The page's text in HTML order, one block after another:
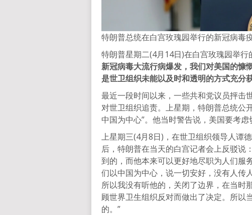
特朗普总统在白宫玫瑰园举行的新冠病毒
特朗普星期二(4月14日)在白宫玫瑰园举
新冠病毒大流行病爆发，我们对美国的慷
是世卫组织未能以及时和透明的方式充分
最近一段时间以来，一些共和党议员抨击
对世卫组织追责。上星期，特朗普总统公
中国为中心”。他当时警告说，美国要考虑
上星期三(4月8日)，在世卫组织领导人谭
后，特朗普在当天的白宫记者会上反驳说
到的，而他本来可以更好地尽职为人们服
们以中国为中心，说一切安好，没有人传
所以我没有听他的，关闭了边界，在当时
顾世界卫生组织反对而做出了决定。所以
的。”